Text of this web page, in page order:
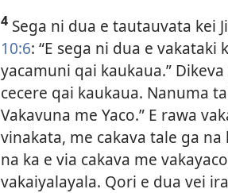
4 Sega ni dua e tautauvata kei
10:6: “E sega ni dua e vakataki
yacamuni qai kaukaua.”
cecere qai kaukaua. Nanuma
Vakavuna me Yaco.” E rawa
vinakata, me cakava tale ga
na ka e via cakava me
vakaiyalayala. Qori e dua vei